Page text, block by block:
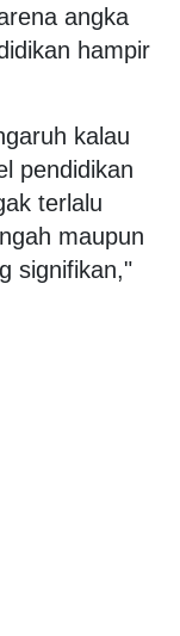
angka
hampir
kalau
pendidikan
terlalu
maupun
signifikan,"